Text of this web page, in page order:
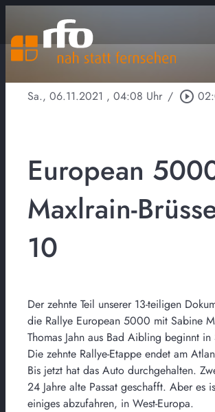
Sa., 06.11.2021 , 04:08 Uhr / play_circle_outline
European
Maxlrain-
10
Der zehnte Teil unserer 13-teiligen
die Rallye European 5000 mit Sabine
Thomas Jahn aus Bad Aibling beginnt in
Die zehnte Rallye-Etappe endet am
Bis jetzt hat das Auto durchgehalten.
24 Jahre alte Passat geschafft. Aber es
einiges abzufahren, in West-Europa.